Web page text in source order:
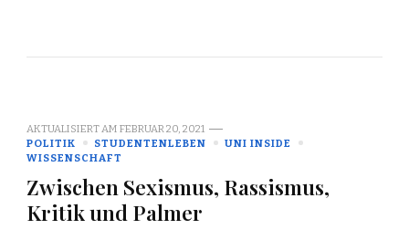
AKTUALISIERT AM FEBRUAR 20, 2021
POLITIK
STUDENTENLEBEN
UNI INSIDE
WISSENSCHAFT
Zwischen Sexismus, Rassismus,
Kritik und Palmer